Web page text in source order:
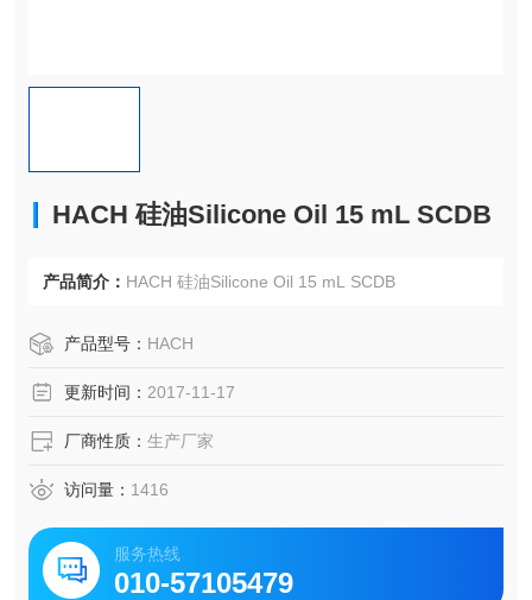
HACH 硅油Silicone Oil 15 mL SCDB
产品简介： HACH 硅油Silicone Oil 15 mL SCDB
产品型号： HACH
更新时间： 2017-11-17
厂商性质： 生产厂家
访问量： 1416
服务热线
010-57105479